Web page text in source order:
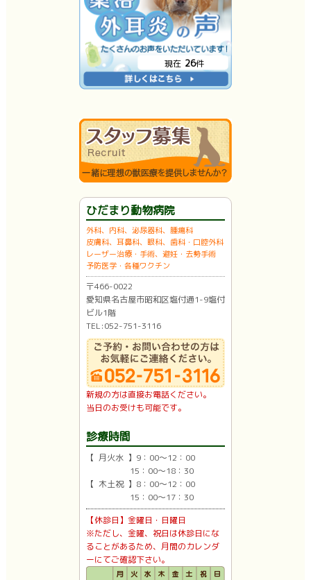
現在 26件
ひだまり動物病院
外科、内科、泌尿器科、腫瘍科
皮膚科、耳鼻科、眼科、歯科・口腔外科
レーザー治療・手術、避妊・去勢手術
予防医学・各種ワクチン
〒466-0022
愛知県名古屋市昭和区塩付通1-9塩付
ビル1階
TEL:052-751-3116
新規の方は直接お電話ください。
当日のお受けも可能です。
診療時間
【 月火水 】9：00〜12：00
15：00〜18：30
【 木土祝 】8：00〜12：00
15：00〜17：30
【休診日】金曜日・日曜日
※ただし、金曜、祝日は休診日にな
ることがあるため、月間のカレンダ
ーにてご確認下さい。